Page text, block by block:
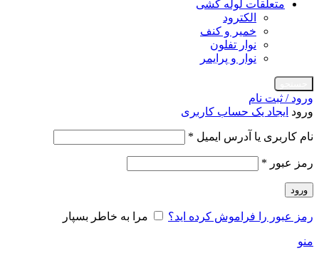
متعلقات لوله کشی
الکترود
خمیر و کنف
نوار تفلون
نوار و پرایمر
ورود / ثبت نام
ورود ایجاد یک حساب کاربری
نام کاربری یا آدرس ایمیل *
رمز عبور *
ورود
رمز عبور را فراموش کرده اید؟ مرا به خاطر بسپار
منو